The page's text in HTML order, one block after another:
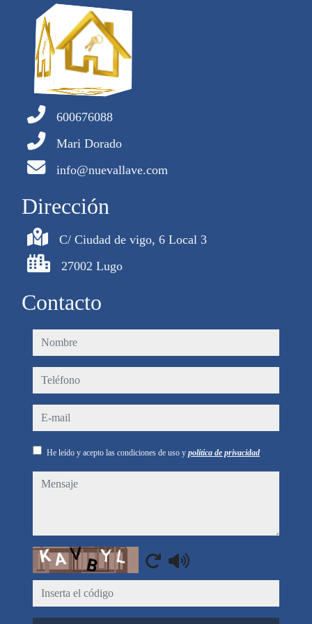
600676088
Mari Dorado
info@nuevallave.com
Dirección
C/ Ciudad de vigo, 6 Local 3
27002 Lugo
Contacto
nombre
teléfono
e-mail
He leído y acepto las condiciones de uso y política de privacidad
mensaje
Captcha